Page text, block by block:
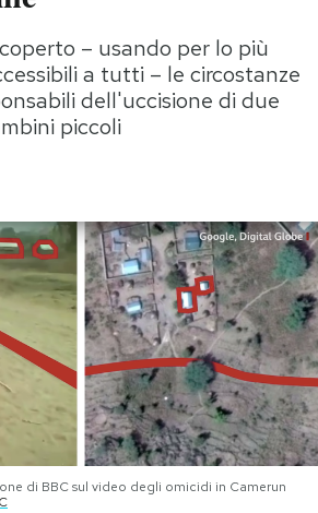
Storie/Idee
Ok Boomer!
Media
Europa
– usando per lo più
a tutti – le circostanze
dell'uccisione di due
piccoli
di BBC sul video degli omicidi in Camerun